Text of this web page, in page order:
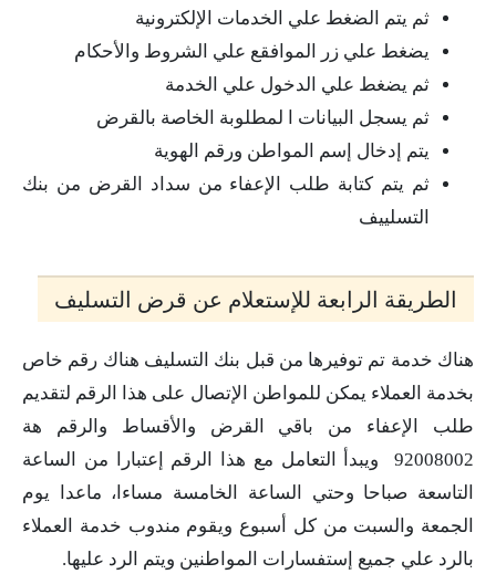
ثم يتم الضغط علي الخدمات الإلكترونية
يضغط علي زر الموافقع علي الشروط والأحكام
ثم يضغط علي الدخول علي الخدمة
ثم يسجل البيانات ا لمطلوبة الخاصة بالقرض
يتم إدخال إسم المواطن ورقم الهوية
ثم يتم كتابة طلب الإعفاء من سداد القرض من بنك
التسلييف
الطريقة الرابعة للإستعلام عن قرض التسليف
هناك خدمة تم توفيرها من قبل بنك التسليف هناك رقم خاص
بخدمة العملاء يمكن للمواطن الإتصال على هذا الرقم لتقديم
طلب الإعفاء من باقي القرض والأقساط والرقم هة
92008002 ويبدأ التعامل مع هذا الرقم إعتبارا من الساعة
التاسعة صباحا وحتي الساعة الخامسة مساءا، ماعدا يوم
الجمعة والسبت من كل أسبوع ويقوم مندوب خدمة العملاء
بالرد علي جميع إستفسارات المواطنين ويتم الرد عليها.